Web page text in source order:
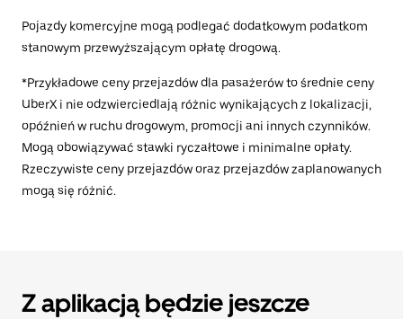
Pojazdy komercyjne mogą podlegać dodatkowym podatkom
stanowym przewyższającym opłatę drogową.
*Przykładowe ceny przejazdów dla pasażerów to średnie ceny
UberX i nie odzwierciedlają różnic wynikających z lokalizacji,
opóźnień w ruchu drogowym, promocji ani innych czynników.
Mogą obowiązywać stawki ryczałtowe i minimalne opłaty.
Rzeczywiste ceny przejazdów oraz przejazdów zaplanowanych
mogą się różnić.
Z aplikacją będzie jeszcze